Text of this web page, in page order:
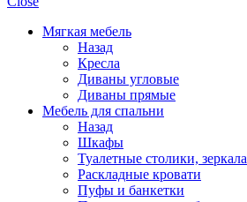
Мягкая мебель
Назад
Кресла
Диваны угловые
Диваны прямые
Мебель для спальни
Назад
Шкафы
Туалетные столики, зеркала
Раскладные кровати
Пуфы и банкетки